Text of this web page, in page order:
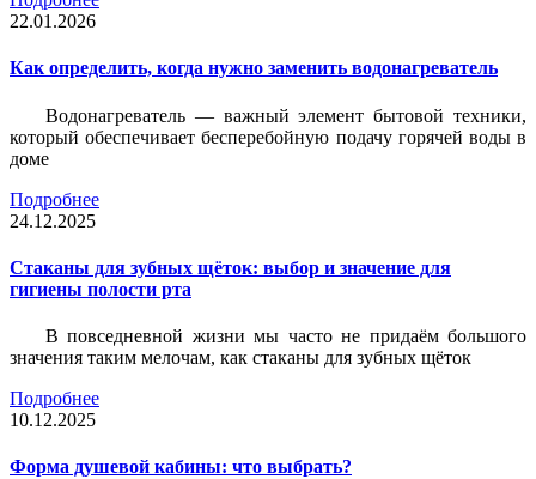
22.01.2026
Как определить, когда нужно заменить водонагреватель
Водонагреватель — важный элемент бытовой техники,
который обеспечивает бесперебойную подачу горячей воды в
доме
Подробнее
24.12.2025
Стаканы для зубных щёток: выбор и значение для
гигиены полости рта
В повседневной жизни мы часто не придаём большого
значения таким мелочам, как стаканы для зубных щёток
Подробнее
10.12.2025
Форма душевой кабины: что выбрать?